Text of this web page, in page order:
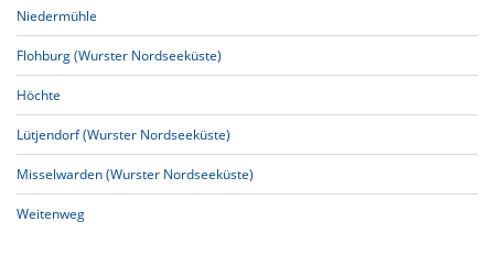
Niedermühle
Flohburg (Wurster Nordseeküste)
Höchte
Lütjendorf (Wurster Nordseeküste)
Misselwarden (Wurster Nordseeküste)
Weitenweg